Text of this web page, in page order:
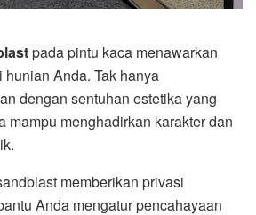
pada pintu kaca menawarkan
Anda. Tak hanya
dengan sentuhan estetika yang
mampu menghadirkan karakter dan
memberikan privasi
Anda mengatur pencahayaan